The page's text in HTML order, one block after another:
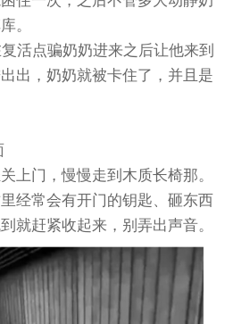
。
活点骗奶奶进来之后让他来到
出，奶奶就被卡住了，并且是
上门，慢慢走到木质长椅那。
经常会有开门的钥匙、砸东西
就赶紧收起来，别弄出声音。